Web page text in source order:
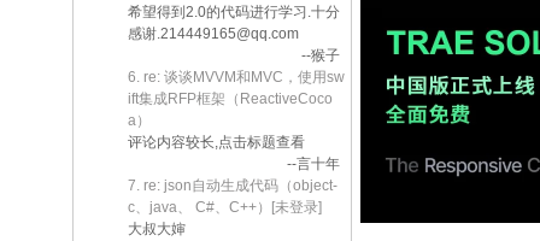
希望得到2.0的代码进行学习.十分
感谢.214449165@qq.com
--猴子
6. re: 谈谈MVVM和MVC，使用sw
ift集成RFP框架（ReactiveCoco
a）
评论内容较长,点击标题查看
--言十年
7. re: json自动生成代码（object-
c、java、 C#、C++）[未登录]
大叔大婶